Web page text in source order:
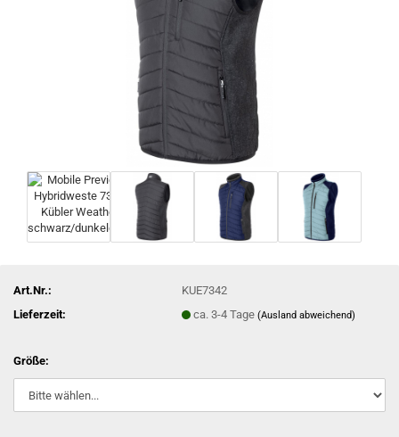
Art.Nr.:
KUE7342
Lieferzeit:
ca. 3-4 Tage(Ausland abweichend)
Größe: